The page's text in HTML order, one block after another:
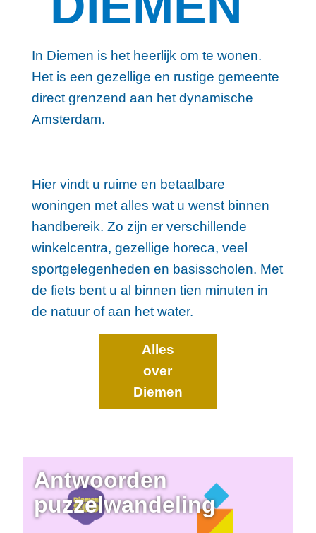
In Diemen is het heerlijk om te wonen.
Het is een gezellige en rustige gemeente
direct grenzend aan het dynamische
Amsterdam.
Hier vindt u ruime en betaalbare
woningen met alles wat u wenst binnen
handbereik. Zo zijn er verschillende
winkelcentra, gezellige horeca, veel
sportgelegenheden en basisscholen. Met
de fiets bent u al binnen tien minuten in
de natuur of aan het water.
Alles
over
Diemen
Antwoorden
puzzelwandeling